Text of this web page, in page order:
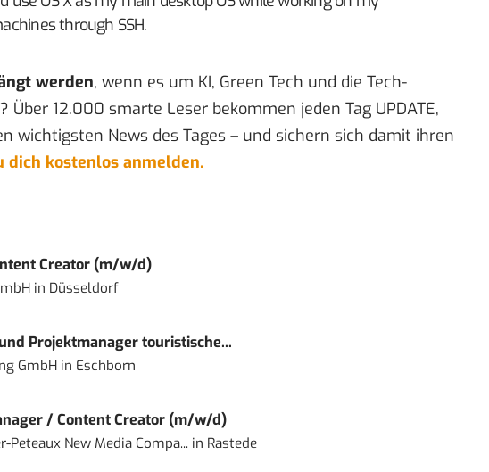
through SSH.
werden, wenn es um KI, Green Tech und die Tech-
Über 12.000 smarte Leser bekommen jeden Tag UPDATE,
wichtigsten News des Tages – und sichern sich damit ihren
dich kostenlos anmelden.
Creator (m/w/d)
in Düsseldorf
Projektmanager touristische...
GmbHin Eschborn
/ Content Creator (m/w/d)
Peteaux New Media Compa...in Rastede